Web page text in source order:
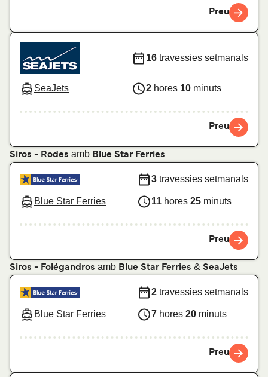
Preu
SeaJets
16 travessies setmanals
2 hores 10 minuts
Preu
Siros - Rodes amb Blue Star Ferries
Blue Star Ferries
3 travessies setmanals
11 hores 25 minuts
Preu
Siros - Folégandros amb Blue Star Ferries & SeaJets
Blue Star Ferries
2 travessies setmanals
7 hores 20 minuts
Preu